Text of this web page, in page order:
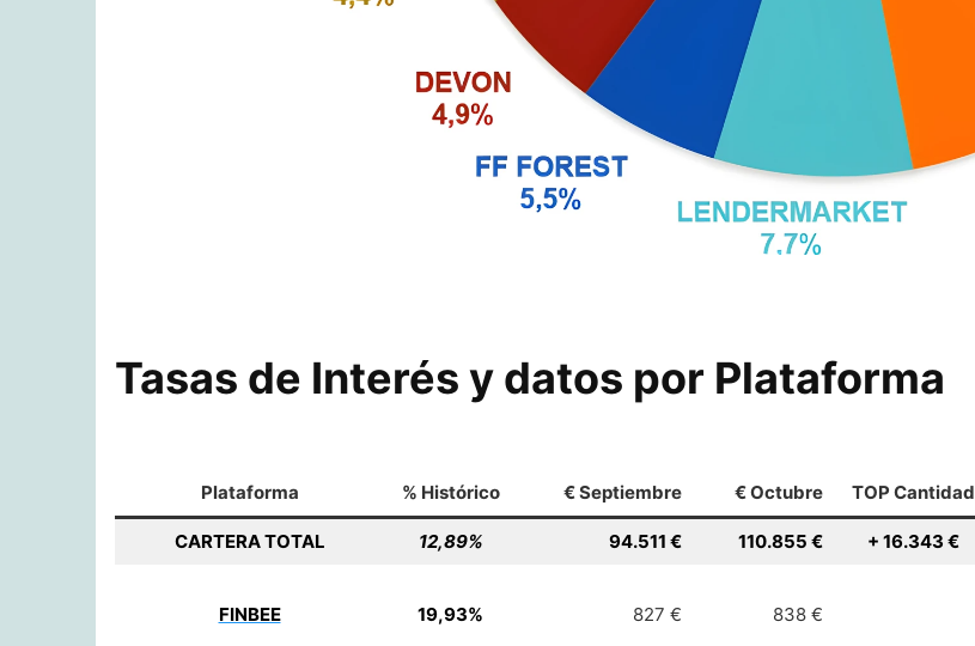
Tasas de Interés y datos por Plataforma
Plataforma % Histórico € Septiembre € Octubre TOP Cantidad
CARTERA TOTAL 12,89% 94.511 € 110.855 € + 16.343 €
FINBEE 19,93% 827 € 838 €